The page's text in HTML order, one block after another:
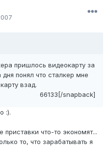
пришлось видеокарту за
понял что сталкер мне
взад.
66133[/snapback]
:).
приставки что-то экономят...
то, что зарабатывать я